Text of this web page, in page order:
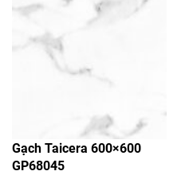
Gạch Taicera 600×600
GP68045